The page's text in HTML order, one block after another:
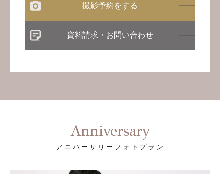
撮影予約をする
資料請求・お問い合わせ
Anniversary
アニバーサリーフォトプラン